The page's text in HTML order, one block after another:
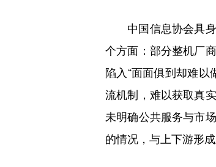
中国信息协会具身
个方面：部分整机厂
陷入“面面俱到却难以
流机制，难以获取真
未明确公共服务与市
的情况，与上下游形